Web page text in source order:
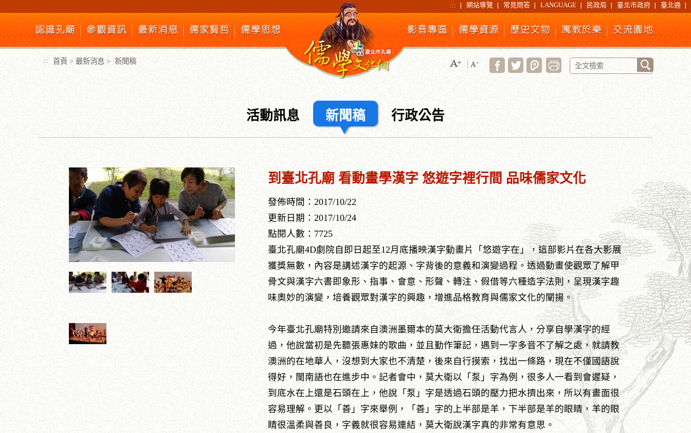
主
要
內
容
區
塊
::: 網站導覽 常見問答 LANGUAGE 民政局 臺北市政府 臺北通
::: 首頁 > 最新消息 > 新聞稿
活動訊息 新聞稿 行政公告
:::
到臺北孔廟 看動畫學漢字 悠遊字裡行間 品味儒家文化
發佈時間：2017/10/22
更新日期：2017/10/24
點閱人數：7725
臺北孔廟4D劇院自即日起至12月底播映漢字動畫片「悠遊字在」，這部影片在各大影展
獲獎無數，內容是講述漢字的起源、字背後的意義和演變過程。透過動畫使觀眾了解甲
骨文與漢字六書即象形、指事、會意、形聲、轉注、假借等六種造字法則，呈現漢字趣
味奧妙的演變，培養觀眾對漢字的興趣，增進品格教育與儒家文化的闡揚。
今年臺北孔廟特別邀請來自澳洲墨爾本的莫大衛擔任活動代言人，分享自學漢字的經
過，他說當初是先聽張惠妹的歌曲，並且勤作筆記，遇到一字多音不了解之處，就請教
澳洲的在地華人，沒想到大家也不清楚，後來自行摸索，找出一條路，現在不僅國語說
得好，閩南語也在進步中。記者會中，莫大衛以「泵」字為例，很多人一看到會遲疑，
到底水在上還是石頭在上，他說「泵」字是透過石頭的壓力把水擠出來，所以有畫面很
容易理解。更以「善」字來舉例，「善」字的上半部是羊，下半部是羊的眼睛，羊的眼
睛很溫柔與善良，字義就很容易連結，莫大衛說漢字真的非常有意思。